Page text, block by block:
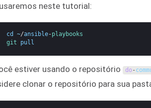
neste tutorial:
cd ~/ansible-playbooks
git pull
estiver usando o repositório do-
clonar o repositório para sua